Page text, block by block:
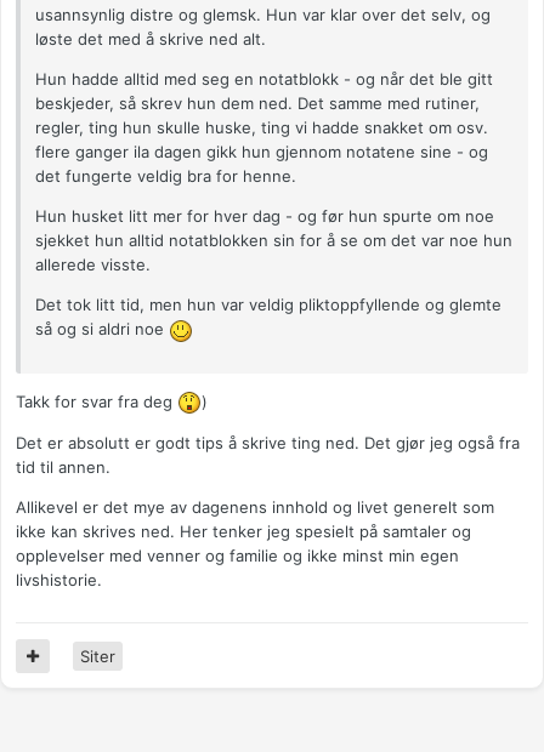
usannsynlig distre og glemsk. Hun var klar over det selv, og
løste det med å skrive ned alt.
Hun hadde alltid med seg en notatblokk - og når det ble gitt
beskjeder, så skrev hun dem ned. Det samme med rutiner,
regler, ting hun skulle huske, ting vi hadde snakket om osv.
flere ganger ila dagen gikk hun gjennom notatene sine - og
det fungerte veldig bra for henne.
Hun husket litt mer for hver dag - og før hun spurte om noe
sjekket hun alltid notatblokken sin for å se om det var noe hun
allerede visste.
Det tok litt tid, men hun var veldig pliktoppfyllende og glemte
så og si aldri noe
Takk for svar fra deg )
Det er absolutt er godt tips å skrive ting ned. Det gjør jeg også fra
tid til annen.
Allikevel er det mye av dagenens innhold og livet generelt som
ikke kan skrives ned. Her tenker jeg spesielt på samtaler og
opplevelser med venner og familie og ikke minst min egen
livshistorie.
Siter